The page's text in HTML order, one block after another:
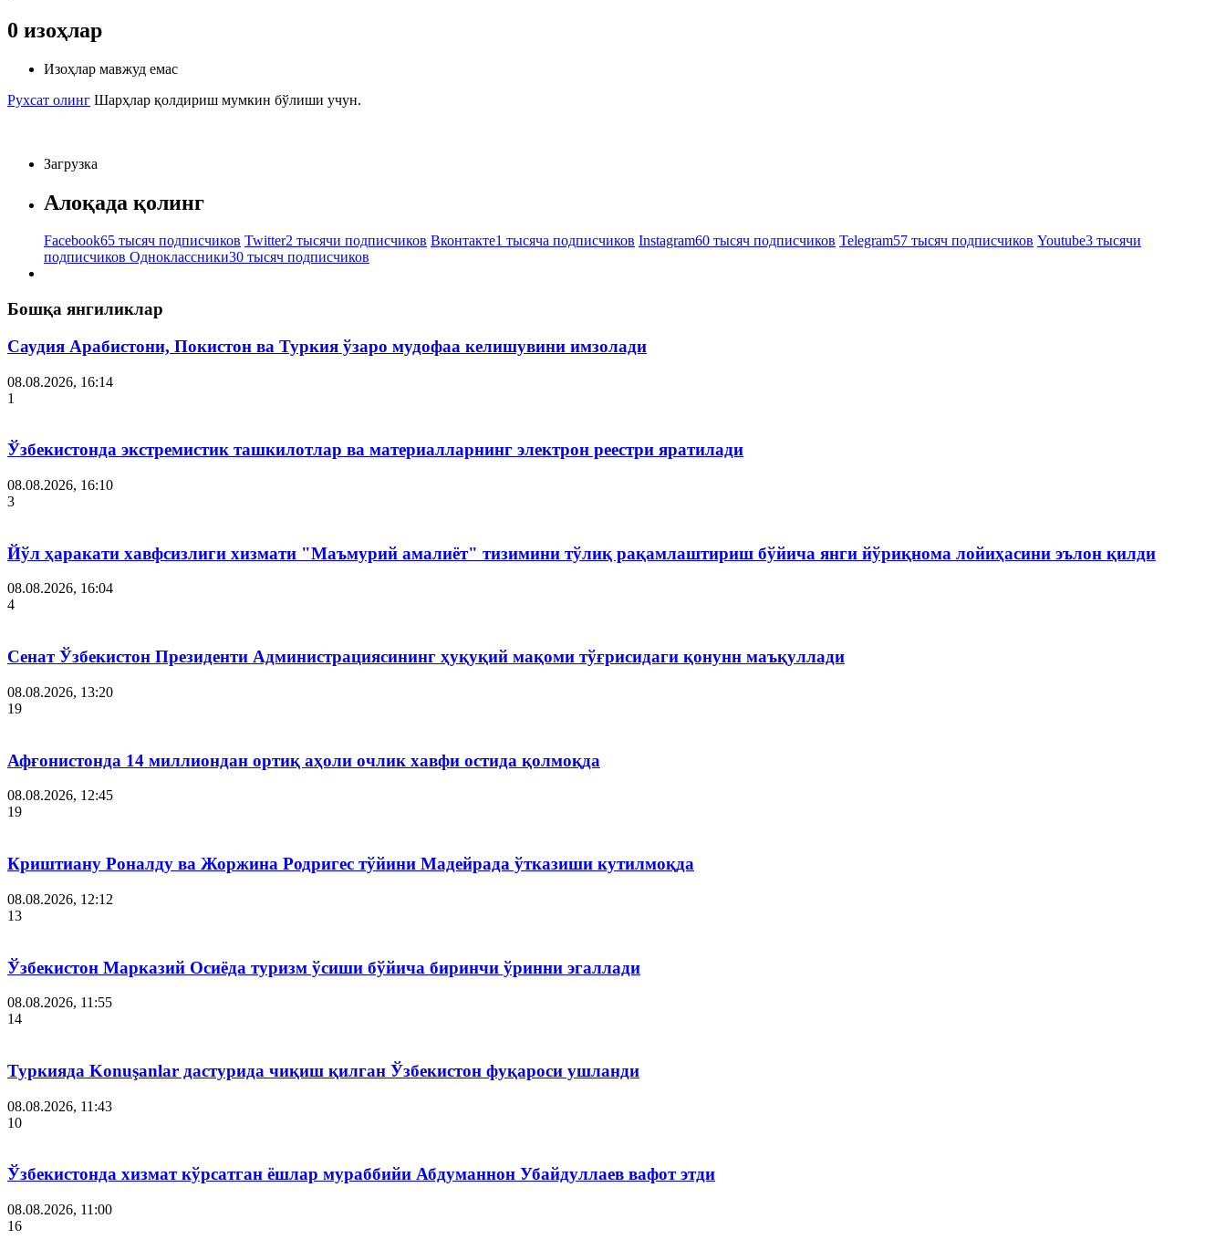
0 изоҳлар
Изоҳлар мавжуд емас
Рухсат олинг Шарҳлар қолдириш мумкин бўлиши учун.
Загрузка
Алоқада қолинг
Facebook65 тысяч подписчиков Twitter2 тысячи подписчиков Вконтакте1 тысяча подписчиков Instagram60 тысяч подписчиков Telegram57 тысяч подписчиков Youtube3 тысячи
подписчиков Одноклассники30 тысяч подписчиков
Бошқа янгиликлар
Саудия Арабистони, Покистон ва Туркия ўзаро мудофаа келишувини имзолади
08.08.2026, 16:14
1
Ўзбекистонда экстремистик ташкилотлар ва материалларнинг электрон реестри яратилади
08.08.2026, 16:10
3
Йўл ҳаракати хавфсизлиги хизмати "Маъмурий амалиёт" тизимини тўлиқ рақамлаштириш бўйича янги йўриқнома лойиҳасини эълон қилди
08.08.2026, 16:04
4
Сенат Ўзбекистон Президенти Администрациясининг ҳуқуқий мақоми тўғрисидаги қонунн маъқуллади
08.08.2026, 13:20
19
Афғонистонда 14 миллиондан ортиқ аҳоли очлик хавфи остида қолмоқда
08.08.2026, 12:45
19
Криштиану Роналду ва Жоржина Родригес тўйини Мадейрада ўтказиши кутилмоқда
08.08.2026, 12:12
13
Ўзбекистон Марказий Осиёда туризм ўсиши бўйича биринчи ўринни эгаллади
08.08.2026, 11:55
14
Туркияда Konuşanlar дастурида чиқиш қилган Ўзбекистон фуқароси ушланди
08.08.2026, 11:43
10
Ўзбекистонда хизмат кўрсатган ёшлар мураббийи Абдуманнон Убайдуллаев вафот этди
08.08.2026, 11:00
16